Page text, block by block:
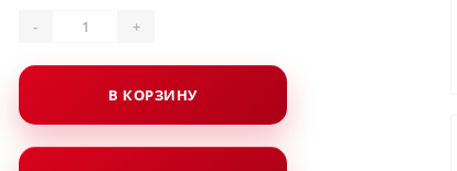
- +
В КОРЗИНУ